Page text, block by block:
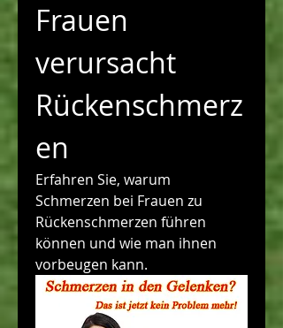
Frauen
verursacht
Rückenschmerz
en
Erfahren Sie, warum
Schmerzen bei Frauen zu
Rückenschmerzen führen
können und wie man ihnen
vorbeugen kann.